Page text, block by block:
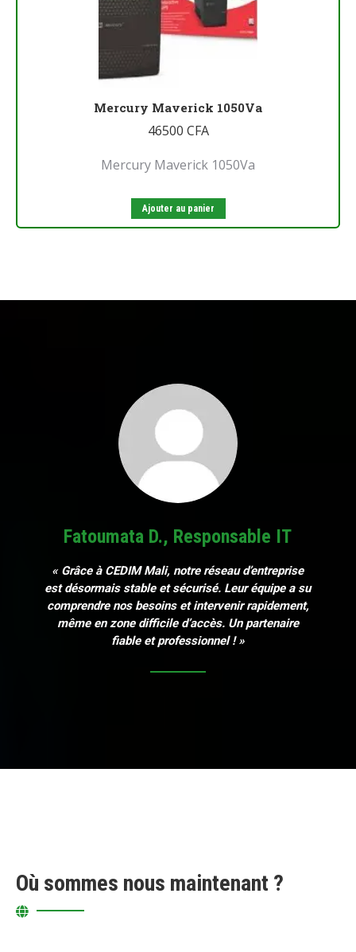
Mercury Maverick 1050Va
46500 CFA
Mercury Maverick 1050Va
Ajouter au panier
Fatoumata D., Responsable IT
« Grâce à CEDIM Mali, notre réseau d’entreprise
est désormais stable et sécurisé. Leur équipe a su
comprendre nos besoins et intervenir rapidement,
même en zone difficile d’accès. Un partenaire
fiable et professionnel ! »
Où sommes nous maintenant ?